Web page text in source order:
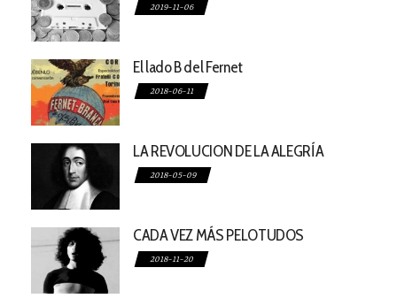
2019-11-06
El lado B del Fernet
2018-06-11
LA REVOLUCION DE LA ALEGRÍA
2018-05-09
CADA VEZ MÁS PELOTUDOS
2018-11-20